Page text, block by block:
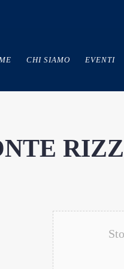
CHI SIAMO EVENTI